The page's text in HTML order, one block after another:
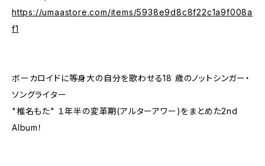
https://umaastore.com/items/5938e9d8c8f22c1a9f008a
f1
ボーカロイドに等身大の自分を歌わせる18 歳のノットシンガー・
ソングライター
"椎名もた" １年半の変革期(アルターアワー)をまとめた2nd
Album！